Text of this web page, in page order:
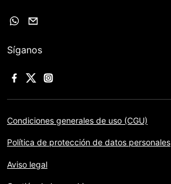
Síganos
Condiciones generales de uso (CGU)
Política de protección de datos personales
Aviso legal